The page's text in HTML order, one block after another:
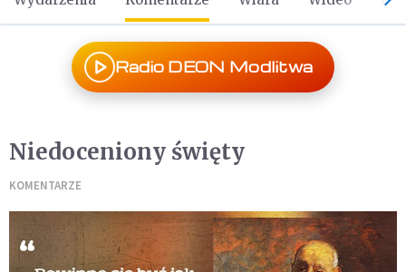
Radio DEON Modlitwa
Niedoceniony święty
KOMENTARZE